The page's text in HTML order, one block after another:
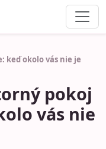
keď okolo vás nie je
pokoj
vás nie